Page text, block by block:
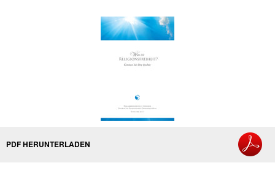
PDF HERUNTERLADEN